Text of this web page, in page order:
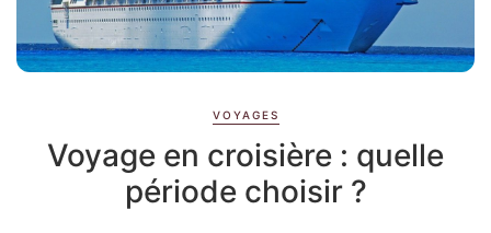
VOYAGES
Voyage en croisière : quelle
période choisir ?